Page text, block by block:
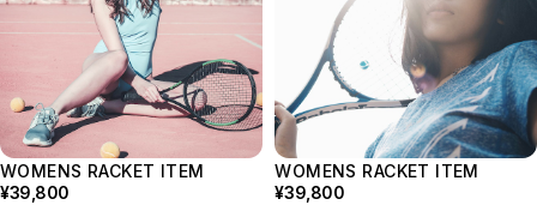
WOMENS RACKET ITEM
¥39,800
WOMENS RACKET ITEM
¥39,800